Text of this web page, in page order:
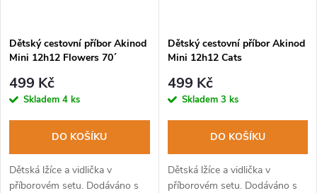
Dětský cestovní příbor Akinod
Mini 12h12 Flowers 70´
499 Kč
Skladem 4 ks
DO KOŠÍKU
Dětská lžíce a vidlička v
příborovém setu. Dodáváno s
Dětský cestovní příbor Akinod
Mini 12h12 Cats
499 Kč
Skladem 3 ks
DO KOŠÍKU
Dětská lžíce a vidlička v
příborovém setu. Dodáváno s